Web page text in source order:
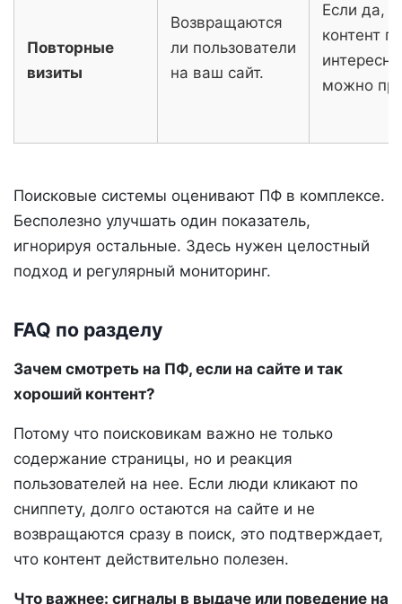
Повторные
визиты
Возвращаются
ли пользователи
на ваш сайт.
Если да,
контент
можно
Поисковые системы оценивают ПФ в комплексе.
Бесполезно улучшать один показатель,
игнорируя остальные. Здесь нужен целостный
подход и регулярный мониторинг.
FAQ по разделу
Зачем смотреть на ПФ, если на сайте и так
хороший контент?
Потому что поисковикам важно не только
содержание страницы, но и реакция
пользователей на нее. Если люди кликают по
сниппету, долго остаются на сайте и не
возвращаются сразу в поиск, это подтверждает,
что контент действительно полезен.
Что важнее: сигналы в выдаче или поведение на